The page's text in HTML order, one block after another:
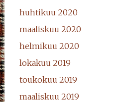
huhtikuu 2020
maaliskuu 2020
helmikuu 2020
lokakuu 2019
toukokuu 2019
maaliskuu 2019